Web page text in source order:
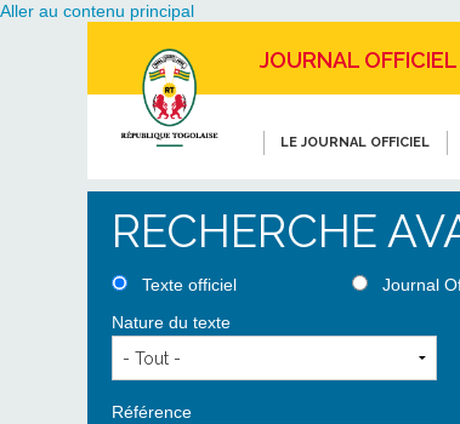
Aller au contenu principal
JOURNAL
LE JOURNAL OFFICIEL
RECHERCHE
Texte officiel
Journal
Nature du texte
Référence